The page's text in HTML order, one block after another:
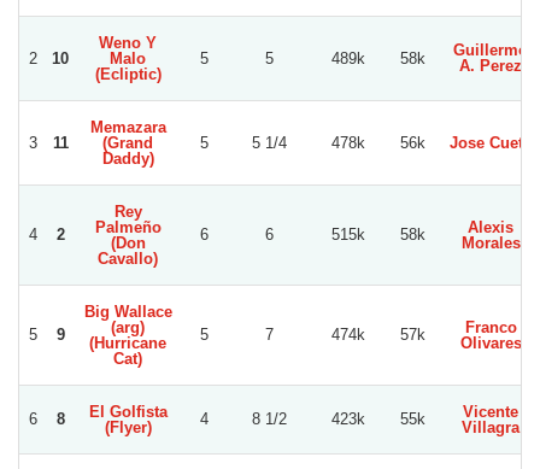
2 10
Weno Y
Malo
(Ecliptic)
5 5 489k 58k
Guillermo
A. Perez
3 11
Memazara
(Grand
Daddy)
5 5 1/4 478k 56k Jose Cueto
4 2
Rey
Palmeño
(Don
Cavallo)
6 6 515k 58k
Alexis
Morales
5 9
Big Wallace
(arg)
(Hurricane
Cat)
5 7 474k 57k
Franco
Olivares
6 8
El Golfista
(Flyer)
4 8 1/2 423k 55k
Vicente
Villagra